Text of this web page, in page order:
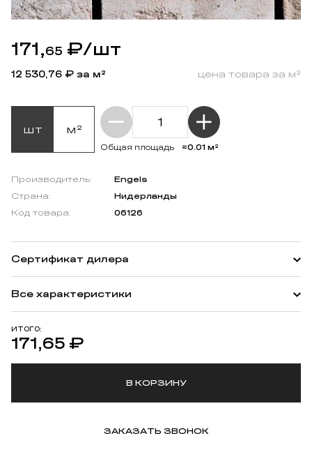
171,65 ₽/шт
12 530,76 ₽ за м² цена товара за м²
шт м²
Общая площадь ≈0.01 м²
ИТОГО:
171,65 ₽
В КОРЗИНУ
ЗАКАЗАТЬ ЗВОНОК
Производитель:
Engels
Страна:
Нидерланды
Код товара:
06126
Все характеристики
Сертификат дилера